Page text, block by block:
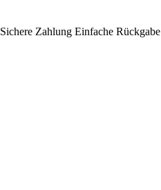
Sichere Zahlung Einfache Rückgabe